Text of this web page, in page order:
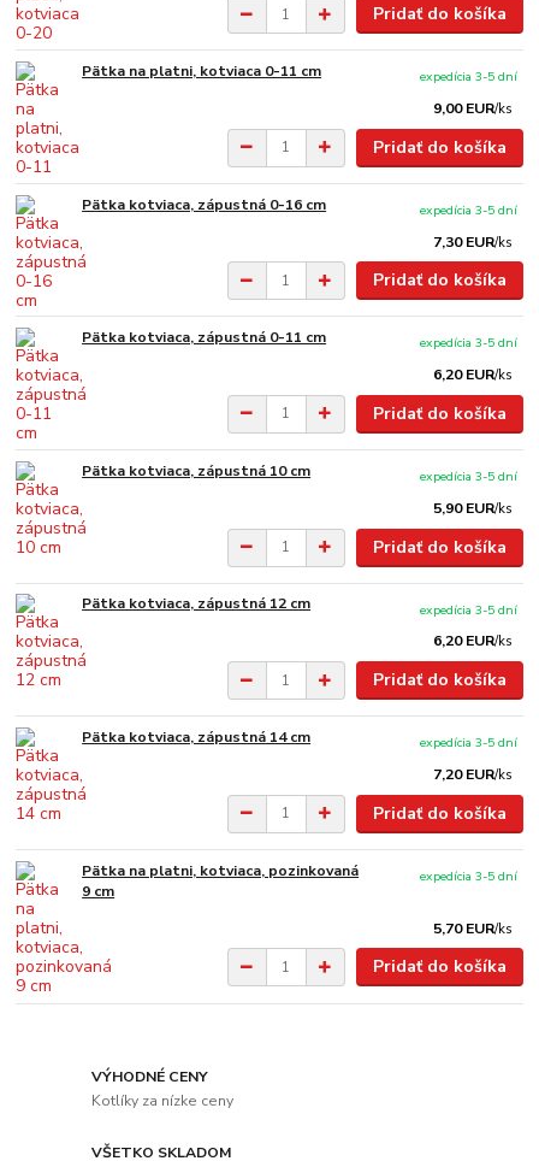
Pridať do košíka
Pätka na platni, kotviaca 0-11 cm
9,00 EUR/ks
expedícia 3-5 dní
Pridať do košíka
Pätka kotviaca, zápustná 0-16 cm
7,30 EUR/ks
expedícia 3-5 dní
Pridať do košíka
Pätka kotviaca, zápustná 0-11 cm
6,20 EUR/ks
expedícia 3-5 dní
Pridať do košíka
Pätka kotviaca, zápustná 10 cm
5,90 EUR/ks
expedícia 3-5 dní
Pridať do košíka
Pätka kotviaca, zápustná 12 cm
6,20 EUR/ks
expedícia 3-5 dní
Pridať do košíka
Pätka kotviaca, zápustná 14 cm
7,20 EUR/ks
expedícia 3-5 dní
Pridať do košíka
Pätka na platni, kotviaca, pozinkovaná
9 cm
5,70 EUR/ks
expedícia 3-5 dní
Pridať do košíka
VÝHODNÉ CENY
Kotlíky za nízke ceny
VŠETKO SKLADOM